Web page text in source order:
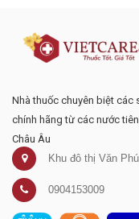
Nhà thuốc chuyên biệt các
chính hãng từ các nước
Châu Âu
Khu đô thị Văn
0904153009